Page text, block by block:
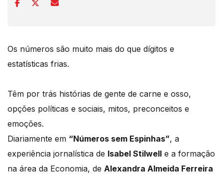
Os números são muito mais do que dígitos e
estatísticas frias.
Têm por trás histórias de gente de carne e osso,
opções políticas e sociais, mitos, preconceitos e
emoções.
Diariamente em “Números sem Espinhas”, a
experiência jornalística de Isabel Stilwell e a formação
na área da Economia, de Alexandra Almeida Ferreira